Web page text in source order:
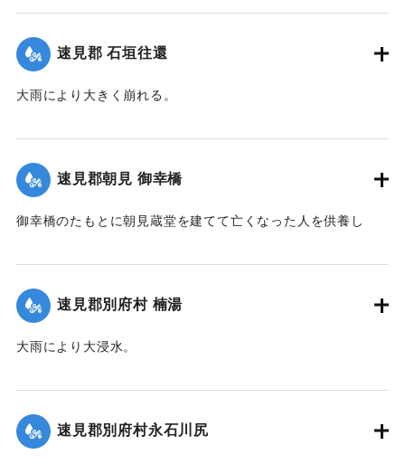
｜固有コード:00201010
速見郡 石垣往還
大雨により大きく崩れる。
｜固有コード:00201011
速見郡朝見 御幸橋
御幸橋のたもとに朝見蔵堂を建てて亡くなった人を供養し
速見郡別府村 楠湯
大雨により大浸水。
｜固有コード:00201013
速見郡別府村永石川尻